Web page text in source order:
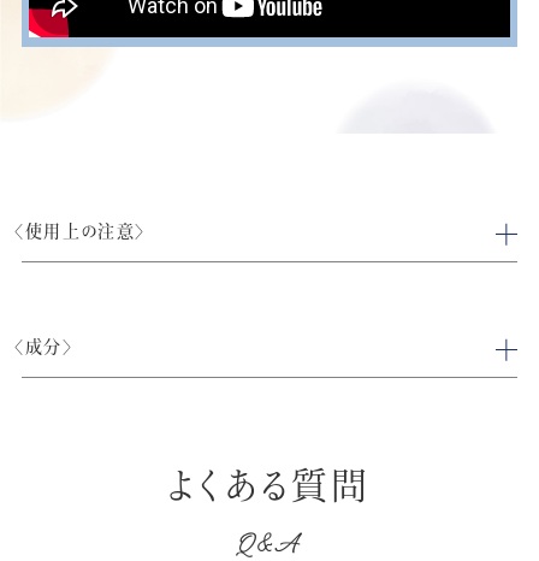
〈使用上の注意〉
〈成分〉
よくある質問
Q&A